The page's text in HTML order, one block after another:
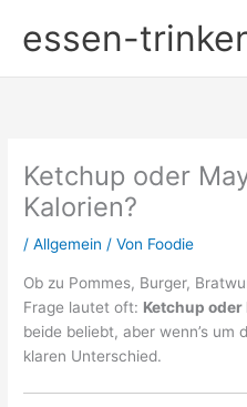
Inhaltessen-
Ketchup oder
Kalorien?
/Allgemein / Von Foodie
Ob zu Pommes, Burger,
Frage lautet oft: Ketchup oder
beide beliebt, aber wenn’s um
klaren Unterschied.